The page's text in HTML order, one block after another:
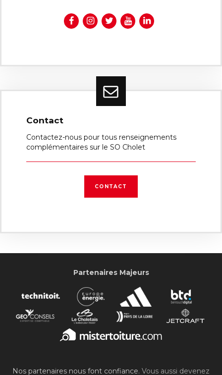
Contact
Contactez-nous pour tous renseignements
complémentaires sur le SO Cholet
CONTACT
Partenaires Majeurs
Nos partenaires nous font confiance. Vous aussi devenez